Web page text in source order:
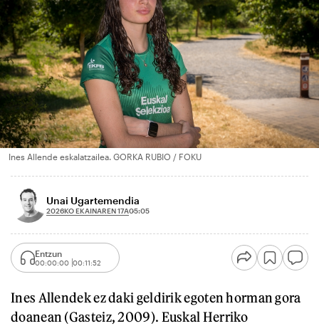
Ines Allende eskalatzailea. GORKA RUBIO / FOKU
Unai Ugartemendia
2026KO EKAINAREN 17A05:05
Entzun
00:00:00 00:11:52
Ines Allendek ez daki geldirik egoten horman gora
doanean (Gasteiz, 2009). Euskal Herriko